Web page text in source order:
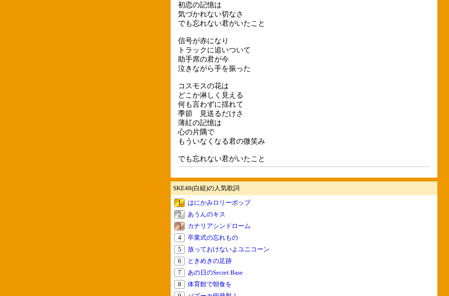
初恋の記憶は
気づかれない切なさ
でも忘れない君がいたこと
信号が赤になり
トラックに追いついて
助手席の君が今
泣きながら手を振った
コスモスの花は
どこか淋しく見える
何も言わずに揺れて
季節 見送るだけさ
薄紅の記憶は
心の片隅で
もういなくなる君の微笑み
でも忘れない君がいたこと
SKE48(白組)の人気歌詞
1
はにかみロリーポップ
2
あうんのキス
3
カナリアシンドローム
4
卒業式の忘れもの
5
放っておけないよユニコーン
6
ときめきの足跡
7
あの日のSecret Base
8
体育館で朝食を